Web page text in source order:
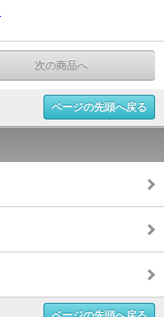
次の商品へ
ページの先頭へ戻る